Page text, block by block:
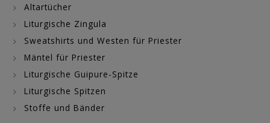
Altartücher
Liturgische Zingula
Sweatshirts und Westen für Priester
Mäntel für Priester
Liturgische Guipure-Spitze
Liturgische Spitzen
Stoffe und Bänder